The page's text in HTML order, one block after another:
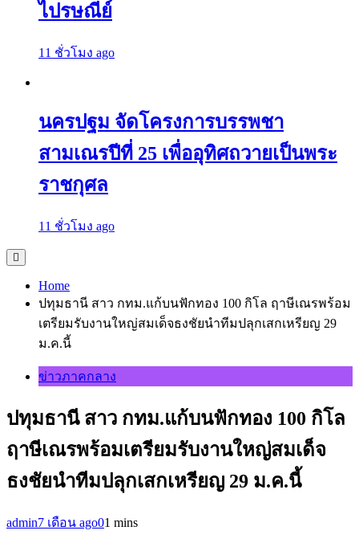
ไปรษณีย์
11 ชั่วโมง ago
นครปฐม จัดโครงการบรรพชา
สามเณรปีที่ 25 เพื่ออุทิศถวายเป็นพระ
ราชกุศล
11 ชั่วโมง ago
Home
ปทุมธานี สาว กทม.แก้บนฟักทอง 100 กิโล ฤาษีเณรพร้อม
เตรียมรับงานใหญ่สมเด็จธงชัยนำทีมปลุกเสกเหรียญ 29
ม.ค.นี้
ข่าวภาคกลาง
ปทุมธานี สาว กทม.แก้บนฟักทอง 100 กิโล
ฤาษีเณรพร้อมเตรียมรับงานใหญ่สมเด็จ
ธงชัยนำทีมปลุกเสกเหรียญ 29 ม.ค.นี้
admin7 เดือน ago01 mins